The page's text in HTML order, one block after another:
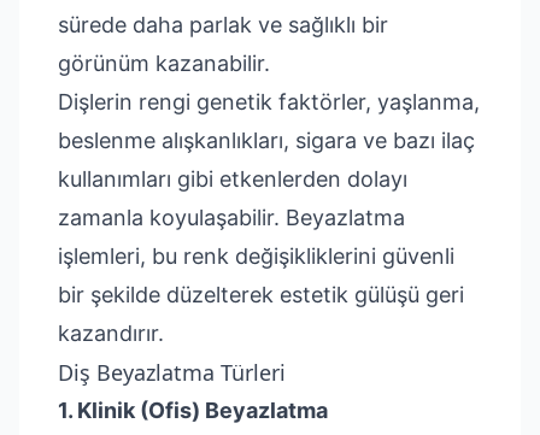
sürede daha parlak ve sağlıklı bir
görünüm kazanabilir.
Dişlerin rengi genetik faktörler, yaşlanma,
beslenme alışkanlıkları, sigara ve bazı ilaç
kullanımları gibi etkenlerden dolayı
zamanla koyulaşabilir. Beyazlatma
işlemleri, bu renk değişikliklerini güvenli
bir şekilde düzelterek estetik gülüşü geri
kazandırır.
Diş Beyazlatma Türleri
1. Klinik (Ofis) Beyazlatma